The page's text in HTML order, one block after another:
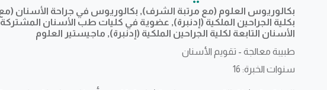
بكالوريوس العلوم (مع مرتبة الشرف), بكالوريوس في جراحة الأسنان
بكلية الجراحين الملكية (إدنبرة), عضوية في كليات طب الأسنان المشتركة
الأسنان التابعة لكلية الجراحين الملكية (إدنبرة), ماجيستير العلوم
طبيبة معالجة - تقويم الأسنان
سنوات الخبرة: 16